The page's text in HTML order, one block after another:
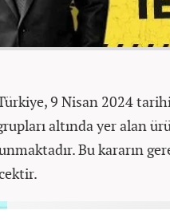
9 Nisan 2024
altında yer alan
Bu kararın